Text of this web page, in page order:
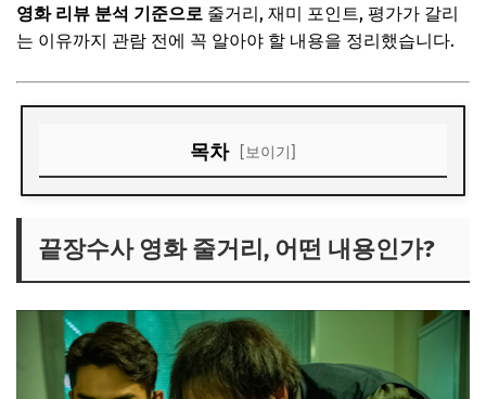
영화 리뷰 분석 기준으로 줄거리, 재미 포인트, 평가가 갈리
는 이유까지 관람 전에 꼭 알아야 할 내용을 정리했습니다.
목차 [보이기]
끝장수사 영화 기본 정보 (관람 전 필수)
끝장수사 영화는 왜 재밌다는 평가를 받는가?
끝장수사 영화 평이 갈리는 이유는 무엇인가?
끝장수사 영화, 이런 사람에게 추천
끝장수사 영화, 이런 사람에게는 비추천
끝장수사 영화 줄거리, 어떤 내용인가?